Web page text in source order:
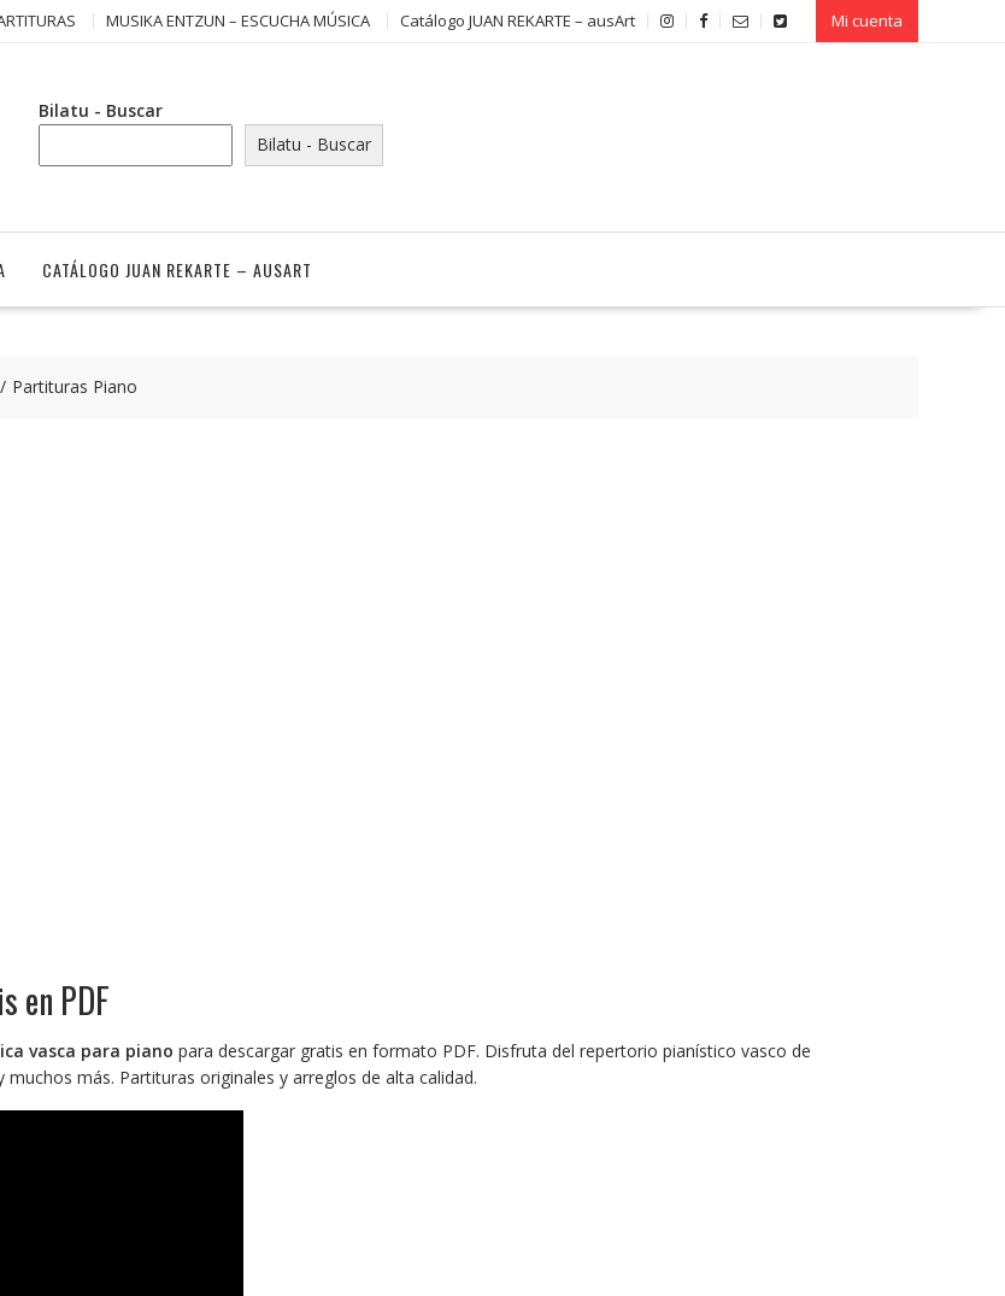
MUSIKA ENTZUN – ESCUCHA MÚSICA Catálogo JUAN REKARTE – ausArt Mi cuenta
Bilatu - Buscar
Bilatu - Buscar
CATÁLOGO JUAN REKARTE – AUSART
Partituras Piano
en PDF
vasca para piano para descargar gratis en formato PDF. Disfruta del repertorio pianístico vasco de
más. Partituras originales y arreglos de alta calidad.